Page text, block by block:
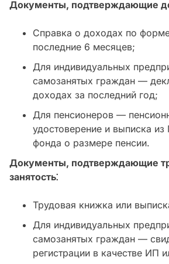
Документы, подтверждающие
Справка о доходах по
последние 6 месяцев;
Для индивидуальных
самозанятых граждан —
доходах за последний год;
Для пенсионеров —
удостоверение и выписка из
фонда о размере пенсии.
Документы, подтверждающие
занятость⁚
Трудовая книжка или
Для индивидуальных
самозанятых граждан —
регистрации в качестве ИП